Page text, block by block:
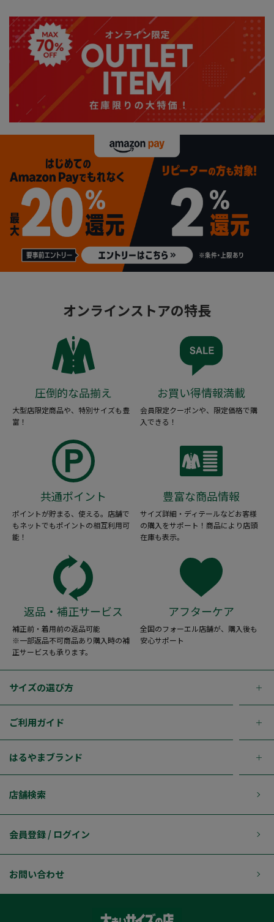
オンラインストアの特長
圧倒的な品揃え
大型店限定商品や、特別サイズも豊
富！
お買い得情報満載
会員限定クーポンや、限定価格で購
入できる！
共通ポイント
ポイントが貯まる、使える。店舗で
もネットでもポイントの相互利用可
能！
豊富な商品情報
サイズ詳細・ディテールなどお客様
の購入をサポート！商品により店頭
在庫も表示。
返品・補正サービス
補正前・着用前の返品可能
※一部返品不可商品あり購入時の補
正サービスも承ります。
アフターケア
全国のフォーエル店舗が、購入後も
安心サポート
サイズの選び方
ご利用ガイド
はるやまブランド
店舗検索
会員登録 / ログイン
お問い合わせ